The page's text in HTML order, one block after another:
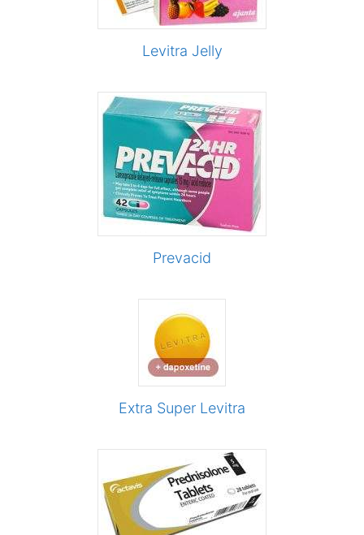
Levitra Jelly
Prevacid
Extra Super Levitra